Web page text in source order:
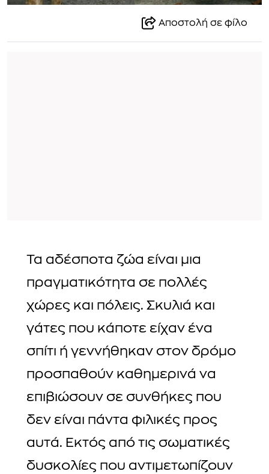
Αποστολή σε φίλο
Τα αδέσποτα ζώα είναι μια
πραγματικότητα σε πολλές
χώρες και πόλεις. Σκυλιά και
γάτες που κάποτε είχαν ένα
σπίτι ή γεννήθηκαν στον δρόμο
προσπαθούν καθημερινά να
επιβιώσουν σε συνθήκες που
δεν είναι πάντα φιλικές προς
αυτά. Εκτός από τις σωματικές
δυσκολίες που αντιμετωπίζουν